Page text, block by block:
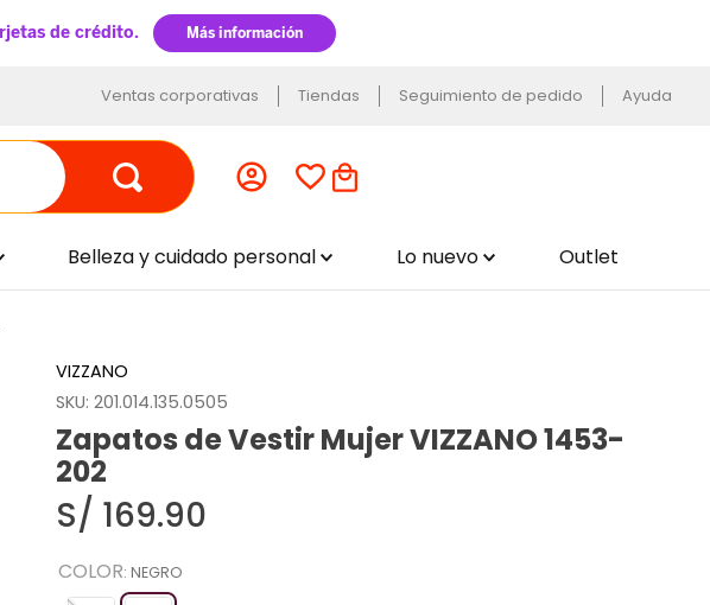
Ventas corporativas Tiendas Seguimiento de pedido Ayuda
Belleza y cuidado personal Lo nuevo Outlet
VIZZANO
SKU: 201.014.135.0505
Zapatos de Vestir Mujer VIZZANO 1453-
202
S/ 169.90
COLOR: NEGRO